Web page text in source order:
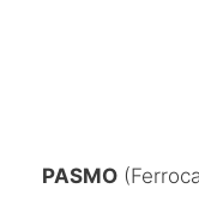
PASMO